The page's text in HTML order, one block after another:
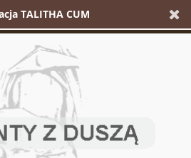
TALITHA CUM